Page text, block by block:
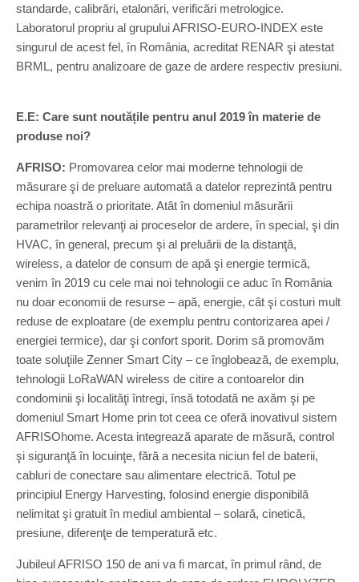
standarde, calibrări, etalonări, verificări metrologice.
Laboratorul propriu al grupului AFRISO-EURO-INDEX este
singurul de acest fel, în România, acreditat RENAR şi atestat
BRML, pentru analizoare de gaze de ardere respectiv presiuni.
E.E: Care sunt noutățile pentru anul 2019 în materie de
produse noi?
AFRISO: Promovarea celor mai moderne tehnologii de
măsurare şi de preluare automată a datelor reprezintă pentru
echipa noastră o prioritate. Atât în domeniul măsurării
parametrilor relevanţi ai proceselor de ardere, în special, şi din
HVAC, în general, precum şi al preluării de la distanţă,
wireless, a datelor de consum de apă şi energie termică,
venim în 2019 cu cele mai noi tehnologii ce aduc în România
nu doar economii de resurse – apă, energie, cât şi costuri mult
reduse de exploatare (de exemplu pentru contorizarea apei /
energiei termice), dar şi confort sporit. Dorim să promovăm
toate soluţiile Zenner Smart City – ce înglobează, de exemplu,
tehnologii LoRaWAN wireless de citire a contoarelor din
condominii şi localităţi întregi, însă totodată ne axăm şi pe
domeniul Smart Home prin tot ceea ce oferă inovativul sistem
AFRISOhome. Acesta integrează aparate de măsură, control
şi siguranţă în locuinţe, fără a necesita niciun fel de baterii,
cabluri de conectare sau alimentare electrică. Totul pe
principiul Energy Harvesting, folosind energie disponibilă
nelimitat şi gratuit în mediul ambiental – solară, cinetică,
presiune, diferenţe de temperatură etc.
Jubileul AFRISO 150 de ani va fi marcat, în primul rând, de